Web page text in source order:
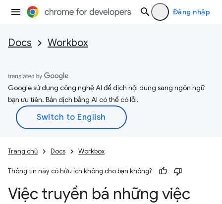
Đăng nhập
Docs Workbox
Google sử dụng công nghệ AI để dịch nội dung sang ngôn ngữ
bạn ưu tiên. Bản dịch bằng AI có thể có lỗi.
Trang chủ Docs Workbox
Thông tin này có hữu ích không cho bạn không?
Việc truyền bá những việc